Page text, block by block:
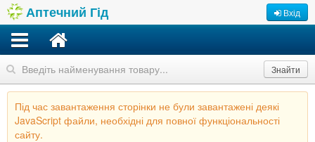
Аптечний Гід Вхід
Знайти
Під час завантаження сторінки не були завантажені деякі
JavaScript файли, необхідні для повної функціональності
сайту.